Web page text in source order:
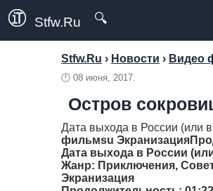
Stfw.Ru 🔍
Stfw.Ru › Новости › Видео
🕛 08 июня, 2017.
Остров
Дата выхода в России (или
фильмsu Экранизация
Дата выхода в России
Жанр: Приключения,
Экранизация